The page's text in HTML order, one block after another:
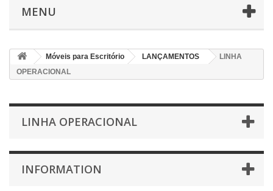
MENU
Móveis para Escritório LANÇAMENTOS
LINHA
OPERACIONAL
LINHA OPERACIONAL
INFORMATION